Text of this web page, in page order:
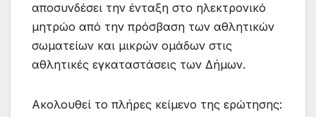
αποσυνδέσει την ένταξη στο ηλεκτρονικό
μητρώο από την πρόσβαση των αθλητικών
σωματείων και μικρών ομάδων στις
αθλητικές εγκαταστάσεις των Δήμων.
Ακολουθεί το πλήρες κείμενο της ερώτησης: